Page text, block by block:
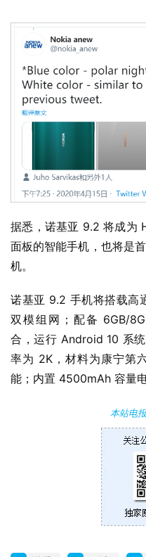
界
W
0
P
软
件
安
卓
据悉，诺基亚 9.2 将成为
面板的智能手机，也将是
机。
诺基亚 9.2 手机将搭载高
双模组网；配备 6GB/
合，运行 Android 10 系
率为 2K，材料为康宁第
能；内置 4500mAh 容量
本站电